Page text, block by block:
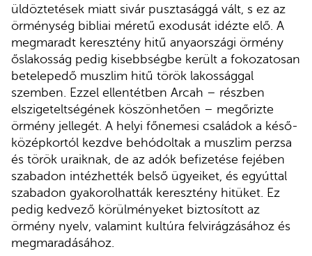
üldöztetések miatt sivár pusztasággá vált, s ez az
örménység bibliai méretű exodusát idézte elő. A
megmaradt keresztény hitű anyaországi örmény
őslakosság pedig kisebbségbe került a fokozatosan
betelepedő muszlim hitű török lakossággal
szemben. Ezzel ellentétben Arcah – részben
elszigeteltségének köszönhetően – megőrizte
örmény jellegét. A helyi főnemesi családok a késő-
középkortól kezdve behódoltak a muszlim perzsa
és török uraiknak, de az adók befizetése fejében
szabadon intézhették belső ügyeiket, és egyúttal
szabadon gyakorolhatták keresztény hitüket. Ez
pedig kedvező körülményeket biztosított az
örmény nyelv, valamint kultúra felvirágzásához és
megmaradásához.